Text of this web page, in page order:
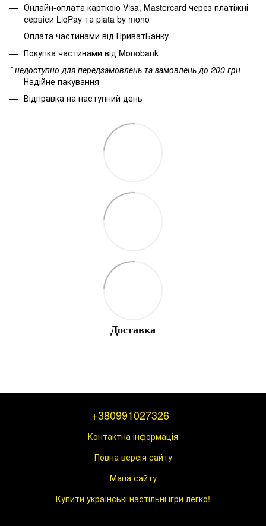
Онлайн-оплата карткою Visa, Mastercard через платіжні
сервіси LiqPay та plata by mono
Оплата частинами від ПриватБанку
Покупка частинами від Monobank
* недоступно для передзамовлень та замовлень до 200 грн
Надійне пакування
Відправка на наступний день
Доставка
+380991027326
Контактна інформація
Повна версія сайту
Мапа сайту
Купити українські настільні ігри легко!